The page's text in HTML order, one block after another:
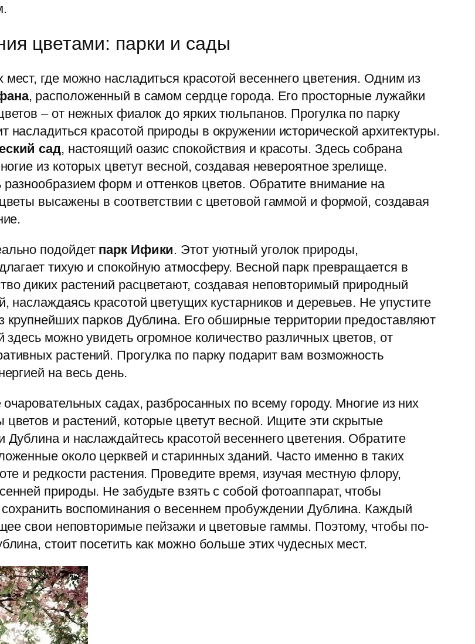
цветами: парки и сады
где можно насладиться красотой весеннего цветения. Одним из
, расположенный в самом сердце города. Его просторные лужайки
– от нежных фиалок до ярких тюльпанов. Прогулка по парку
красотой природы в окружении исторической архитектуры.
сад, настоящий оазис спокойствия и красоты. Здесь собрана
из которых цветут весной, создавая невероятное зрелище.
форм и оттенков цветов. Обратите внимание на
высажены в соответствии с цветовой гаммой и формой, создавая
подойдет парк Ифики. Этот уютный уголок природы,
тихую и спокойную атмосферу. Весной парк превращается в
диких растений расцветают, создавая неповторимый природный
наслаждаясь красотой цветущих кустарников и деревьев. Не упустите
крупнейших парков Дублина. Его обширные территории предоставляют
можно увидеть огромное количество различных цветов, от
растений. Прогулка по парку подарит вам возможность
на весь день.
садах, разбросанных по всему городу. Многие из них
и растений, которые цветут весной. Ищите эти скрытые
и наслаждайтесь красотой весеннего цветения. Обратите
около церквей и старинных зданий. Часто именно в таких
и редкости растения. Проведите время, изучая местную флору,
природы. Не забудьте взять с собой фотоаппарат, чтобы
сохранить воспоминания о весеннем пробуждении Дублина. Каждый
свои неповторимые пейзажи и цветовые гаммы. Поэтому, чтобы по-
стоит посетить как можно больше этих чудесных мест.